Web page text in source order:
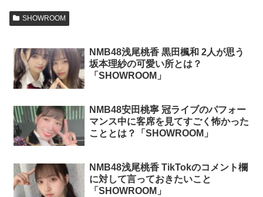
SHOWROOM
NMB48浅尾桃香 黒田楓和 2人が思う
坂本理紗の可愛い所とは？
「SHOWROOM」
NMB48安田桃寧 冠ライブのパフォー
マンス中に客席を見てすごく怖かった
こととは？「SHOWROOM」
NMB48浅尾桃香 TikTokのコメント欄
に対して言っておきたいこと
「SHOWROOM」